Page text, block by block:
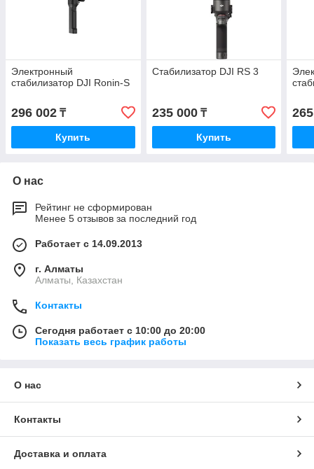
Электронный
стабилизатор DJI Ronin-S
296 002 ₸
Купить
Стабилизатор DJI RS 3
235 000₸
Купить
О нас
Рейтинг не сформирован
Менее 5 отзывов за последний год
Работает с 14.09.2013
г. Алматы
Алматы, Казахстан
Контакты
Сегодня работает с 10:00 до 20:00
Показать весь график работы
О нас
Контакты
Доставка и оплата